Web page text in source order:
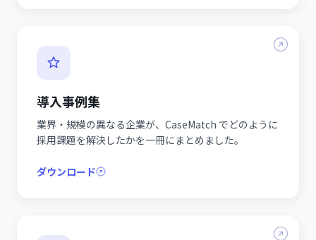
導入事例集
業界・規模の異なる企業が、CaseMatch でどのように
採用課題を解決したかを一冊にまとめました。
ダウンロード